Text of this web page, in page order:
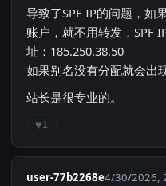
导致了SPF IP的问题，如
账户，就不用转发，SPF
址：185.250.38.50
如果别名没有分配就会出
站长是很专业的。
♥1
user-77b2268e4/30/2026,